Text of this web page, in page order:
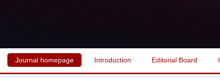
Journal homepage Introduction Editorial Board